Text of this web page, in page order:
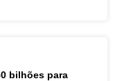
bilhões para